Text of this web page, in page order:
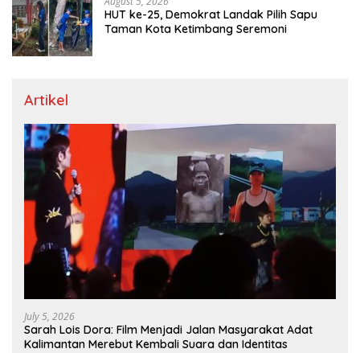
HUT ke-25, Demokrat Landak Pilih Sapu
Taman Kota Ketimbang Seremoni
Artikel
July 5, 2026
Sarah Lois Dora: Film Menjadi Jalan Masyarakat Adat
Kalimantan Merebut Kembali Suara dan Identitas